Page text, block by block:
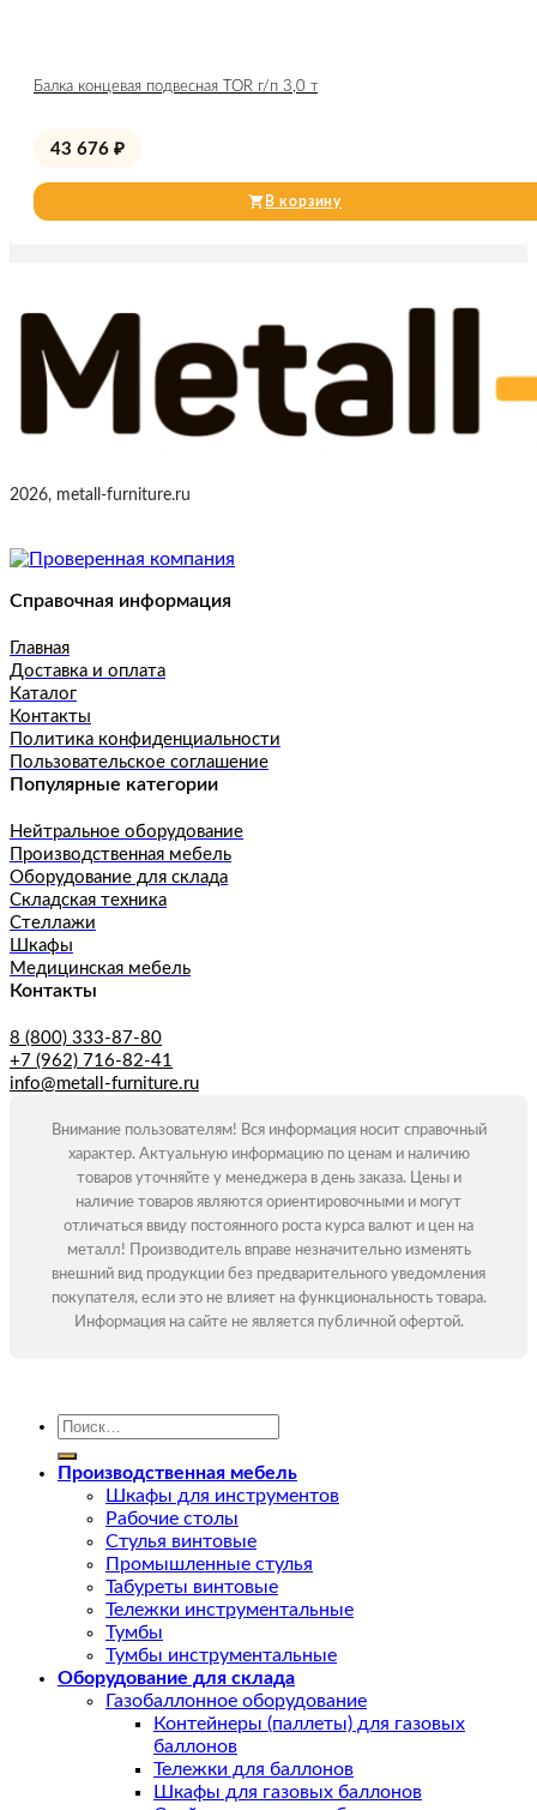
Балка концевая подвесная TOR г/п 3,0 т
43 676 ₽
В корзину
2026, metall-furniture.ru
Справочная информация
Главная
Доставка и оплата
Каталог
Контакты
Политика конфиденциальности
Пользовательское соглашение
Популярные категории
Нейтральное оборудование
Производственная мебель
Оборудование для склада
Складская техника
Стеллажи
Шкафы
Медицинская мебель
Контакты
8 (800) 333-87-80
+7 (962) 716-82-41
info@metall-furniture.ru
Внимание пользователям! Вся информация носит справочный
характер. Актуальную информацию по ценам и наличию
товаров уточняйте у менеджера в день заказа. Цены и
наличие товаров являются ориентировочными и могут
отличаться ввиду постоянного роста курса валют и цен на
металл! Производитель вправе незначительно изменять
внешний вид продукции без предварительного уведомления
покупателя, если это не влияет на функциональность товара.
Информация на сайте не является публичной офертой.
Искать:
Производственная мебель
Шкафы для инструментов
Рабочие столы
Стулья винтовые
Промышленные стулья
Табуреты винтовые
Тележки инструментальные
Тумбы
Тумбы инструментальные
Оборудование для склада
Газобаллонное оборудование
Контейнеры (паллеты) для газовых
баллонов
Тележки для баллонов
Шкафы для газовых баллонов